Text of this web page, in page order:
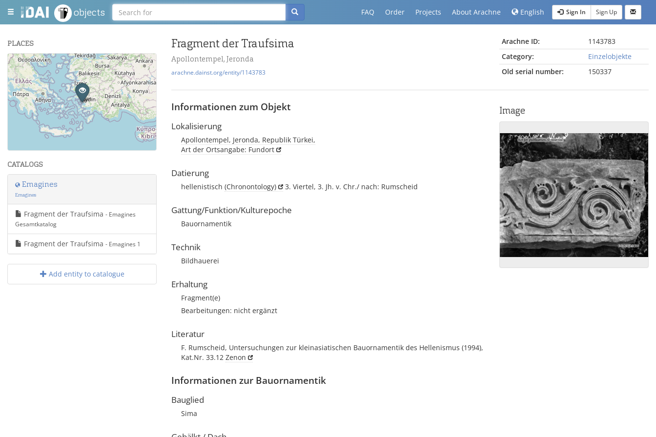
objects FAQ Order Projects About Arachne English Sign In Sign Up
PLACES
+
−
CATALOGS
Emagines
Emagines
Fragment der Traufsima - Emagines
Gesamtkatalog
Fragment der Traufsima - Emagines 1
Add entity to catalogue
Fragment der Traufsima
Apollontempel, Jeronda
arachne.dainst.org/entity/1143783
Arachne ID:
1143783
Category:
Einzelobjekte
Old serial number:
150337
Informationen zum Objekt
Lokalisierung
Apollontempel, Jeronda, Republik Türkei,
Art der Ortsangabe: Fundort
Datierung
hellenistisch (Chronontology) 3. Viertel, 3. Jh. v. Chr./ nach: Rumscheid
Gattung/Funktion/Kulturepoche
Bauornamentik
Technik
Bildhauerei
Erhaltung
Fragment(e)
Bearbeitungen: nicht ergänzt
Literatur
F. Rumscheid, Untersuchungen zur kleinasiatischen Bauornamentik des Hellenismus (1994),
Kat.Nr. 33.12 Zenon
Informationen zur Bauornamentik
Bauglied
Sima
Image